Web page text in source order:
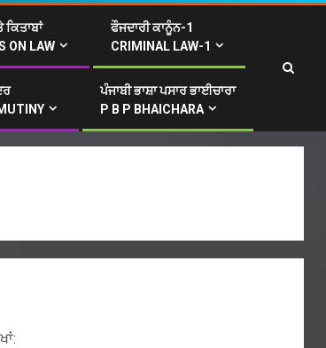
ਕਿਤਾਬਾਂ
ON LAW
ਫੌਜਦਾਰੀ ਕਾਨੂੰਨ-1
CRIMINAL LAW-1
ਪੰਜਾਬੀ ਭਾਸ਼ਾ ਪਸਾਰ ਭਾਈਚਾਰਾ
P B P BHAICHARA